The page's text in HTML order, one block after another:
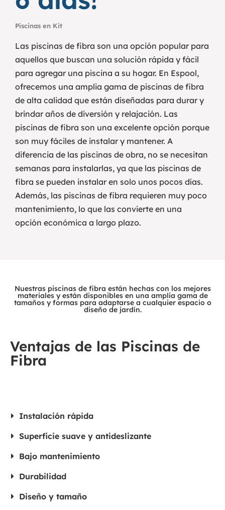
Piscinas en Kit
Las piscinas de fibra son una opción popular para
aquellos que buscan una solución rápida y fácil
para agregar una piscina a su hogar. En Espool,
ofrecemos una amplia gama de piscinas de fibra
de alta calidad que están diseñadas para durar y
brindar años de diversión y relajación. Las
piscinas de fibra son una excelente opción porque
son muy fáciles de instalar y mantener. A
diferencia de las piscinas de obra, no se necesitan
semanas para instalarlas, ya que las piscinas de
fibra se pueden instalar en solo unos pocos días.
Además, las piscinas de fibra requieren muy poco
mantenimiento, lo que las convierte en una
opción económica a largo plazo.
Nuestras piscinas de fibra están hechas con los mejores
materiales y están disponibles en una amplia gama de
tamaños y formas para adaptarse a cualquier espacio o
diseño de jardín.
Ventajas de las Piscinas de
Fibra
Instalación rápida
Superficie suave y antideslizante
Bajo mantenimiento
Durabilidad
Diseño y tamaño